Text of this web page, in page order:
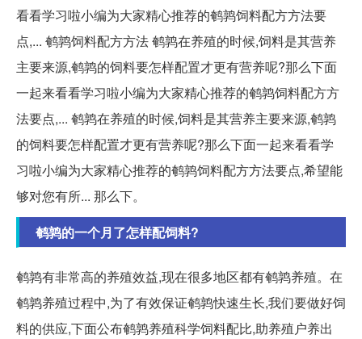
看看学习啦小编为大家精心推荐的鹌鹑饲料配方方法要
点,... 鹌鹑饲料配方方法 鹌鹑在养殖的时候,饲料是其营养
主要来源,鹌鹑的饲料要怎样配置才更有营养呢?那么下面
一起来看看学习啦小编为大家精心推荐的鹌鹑饲料配方方
法要点,... 鹌鹑在养殖的时候,饲料是其营养主要来源,鹌鹑
的饲料要怎样配置才更有营养呢?那么下面一起来看看学
习啦小编为大家精心推荐的鹌鹑饲料配方方法要点,希望能
够对您有所... 那么下。
鹌鹑的一个月了怎样配饲料?
鹌鹑有非常高的养殖效益,现在很多地区都有鹌鹑养殖。在
鹌鹑养殖过程中,为了有效保证鹌鹑快速生长,我们要做好饲
料的供应,下面公布鹌鹑养殖科学饲料配比,助养殖户养出